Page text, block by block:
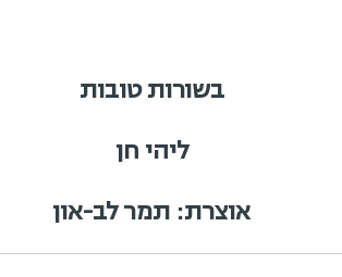
בשורות טובות
ליהי חן
אוצרת: תמר לב-און